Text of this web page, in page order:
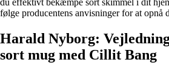
du effektivt bekæmpe sort skimmel i dit
følge producentens anvisninger for at opnå
Harald Nyborg:
sort mug med Cillit Bang